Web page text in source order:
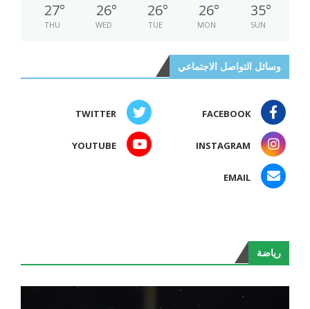
35°
SUN
26°
MON
26°
TUE
26°
WED
27°
THU
وسائل التواصل الاجتماعي
FACEBOOK
TWITTER
INSTAGRAM
YOUTUBE
EMAIL
رياضة